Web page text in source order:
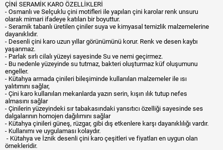
ÇİNİ SERAMİK KARO ÖZELLİKLERİ
- Osmanlı ve Selçuklu çini motifleri ile yapılan çini karolar renk unsuru
olarak mimari ifadeye katılan bir boyuttur.
- Seramik tabanlı üretilen çiniler suya ve kimyasal temizlik malzemelerine
dayanıklıdır.
- Desenli çini karo uzun yıllar görünümünü korur. Renk ve desen kaybı
yaşanmaz.
- Parlak sırlı cilalı yüzeyi sayesinde Su ve nemi geçirmez.
- Bu nedenle yüzeyinde su tutmaz, bakteri oluşturmaz küf oluşumunu
engeller.
- Kütahya armada çinileri bileşiminde kullanılan malzemeler ile ısı
yalıtımını sağlar,
- Çini karo kullanılan mekanlarda yazın serin, kışın ılık tutup nefes
almasını sağlar
- Çinilerin yüzeyindeki sır tabakasındaki yansıtıcı özelliği sayesinde ses
dalgalarının homojen dağılımını sağlar
- Kütahya çinileri güneş, rüzgar, gibi dış etkenlere karşı dayanıklılığı vardır.
- Kullanımı ve uygulaması kolaydır.
- Kütahya ve İznik desenli çini karo çeşitleri ve fiyatları en uygun olan
örnekleridir.